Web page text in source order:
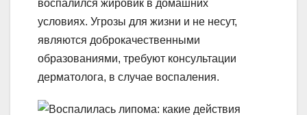
воспалился жировик в домашних
условиях. Угрозы для жизни и не несут,
являются доброкачественными
образованиями, требуют консультации
дерматолога, в случае воспаления.